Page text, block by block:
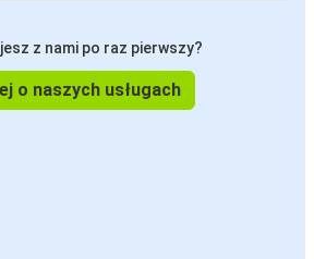
z nami po raz pierwszy?
o naszych usługach